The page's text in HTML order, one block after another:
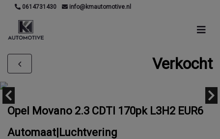
0614731430 info@kmautomotive.nl
Verkocht
Opel Movano 2.3 CDTI 170pk L3H2 EUR6
Automaat|Luchtvering